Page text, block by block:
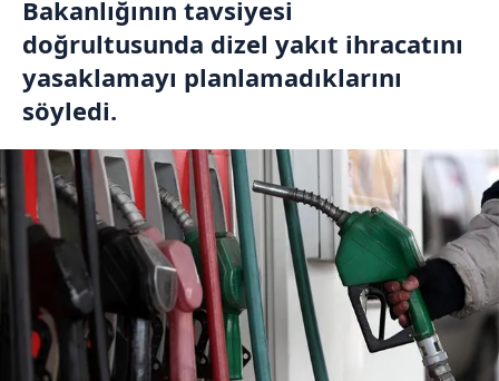
Bakanlığının tavsiyesi
doğrultusunda dizel yakıt ihracatını
yasaklamayı planlamadıklarını
söyledi.